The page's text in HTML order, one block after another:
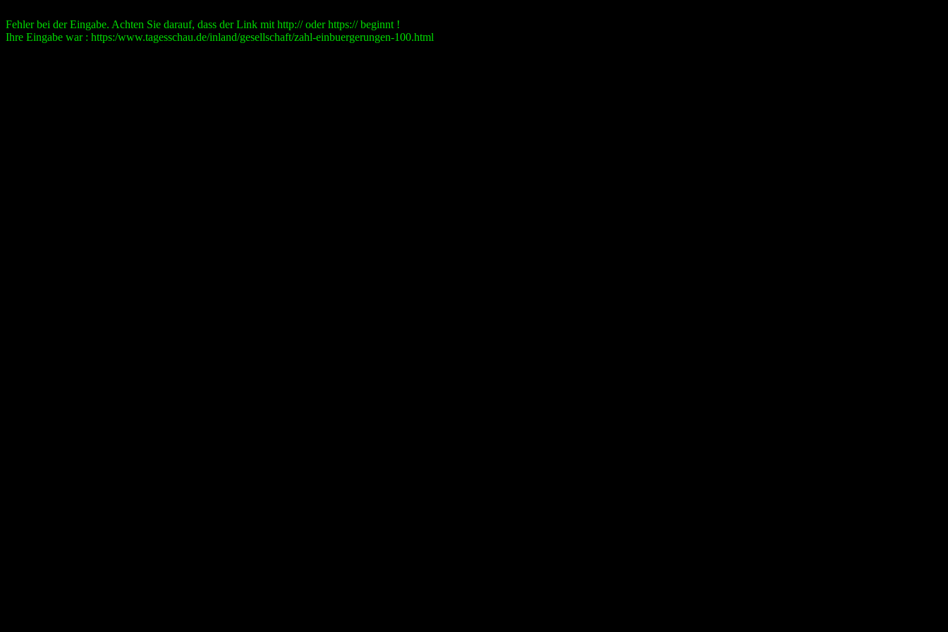
Fehler bei der Eingabe. Achten Sie darauf, dass der Link mit http:// oder https:// beginnt !
Ihre Eingabe war : https:/www.tagesschau.de/inland/gesellschaft/zahl-einbuergerungen-100.html